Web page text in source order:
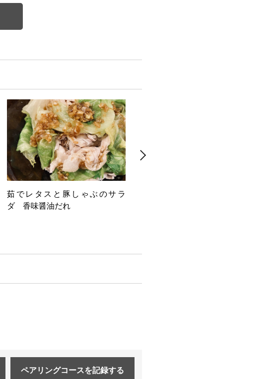
茹でレタスと豚しゃぶのサラ
ダ 香味醤油だれ
ペアリングコースを記録する